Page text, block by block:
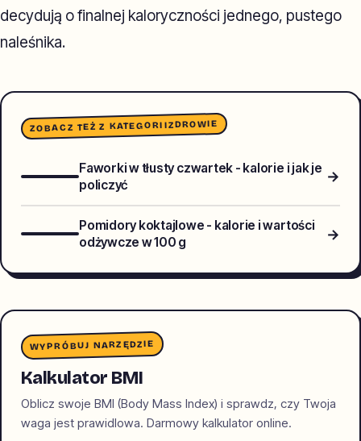
decydują o finalnej kaloryczności jednego, pustego
naleśnika.
ZOBACZ TEŻ Z KATEGORIIZDROWIE
Faworki w tłusty czwartek - kalorie i jak je
policzyć
→
Pomidory koktajlowe - kalorie i wartości
odżywcze w 100 g
→
WYPRÓBUJ NARZĘDZIE
Kalkulator BMI
Oblicz swoje BMI (Body Mass Index) i sprawdz, czy Twoja
waga jest prawidlowa. Darmowy kalkulator online.